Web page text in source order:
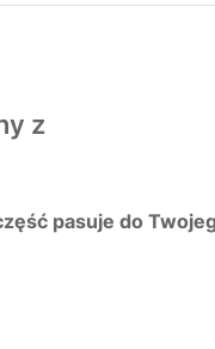
z
pasuje do